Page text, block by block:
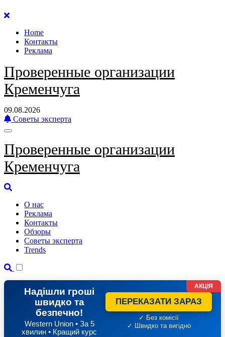
Перейти
содержанию
Home
Контакты
Реклама
Проверенные организации
Кременчуга
09.08.2026
Советы эксперта
Проверенные организации
Кременчуга
О нас
Реклама
Контакты
Обзоры
Советы эксперта
Trends
Надішли гроші
швидко та
безпечно!
Western Union • За 5
хвилин • Кращий курс
ПЕРЕКАЗАТИ ЗАРАЗ
✓ Без комісії
✓ Швидко та вигідно
АКЦІЯ